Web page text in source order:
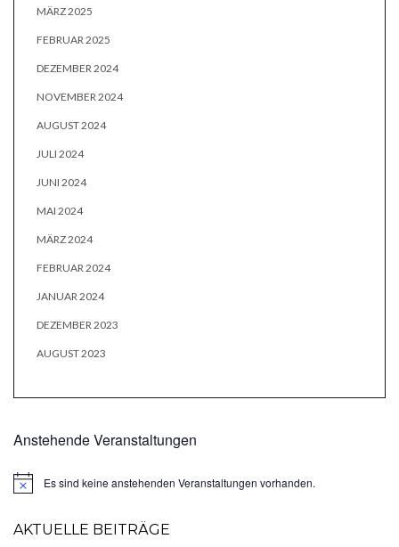
MÄRZ 2025
FEBRUAR 2025
DEZEMBER 2024
NOVEMBER 2024
AUGUST 2024
JULI 2024
JUNI 2024
MAI 2024
MÄRZ 2024
FEBRUAR 2024
JANUAR 2024
DEZEMBER 2023
AUGUST 2023
Anstehende Veranstaltungen
HinweisEs sind keine anstehenden Veranstaltungen vorhanden.
AKTUELLE BEITRÄGE